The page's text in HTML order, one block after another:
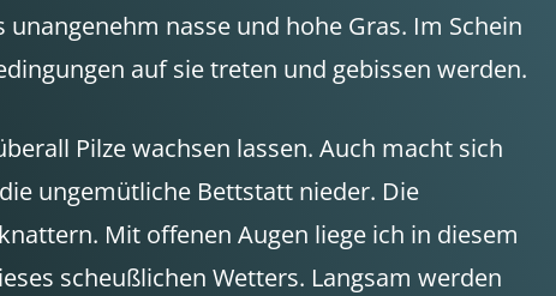
nasse und hohe Gras. Im Schein
auf sie treten und gebissen werden.
Pilze wachsen lassen. Auch macht sich
ungemütliche Bettstatt nieder. Die
Mit offenen Augen liege ich in diesem
scheußlichen Wetters. Langsam werden